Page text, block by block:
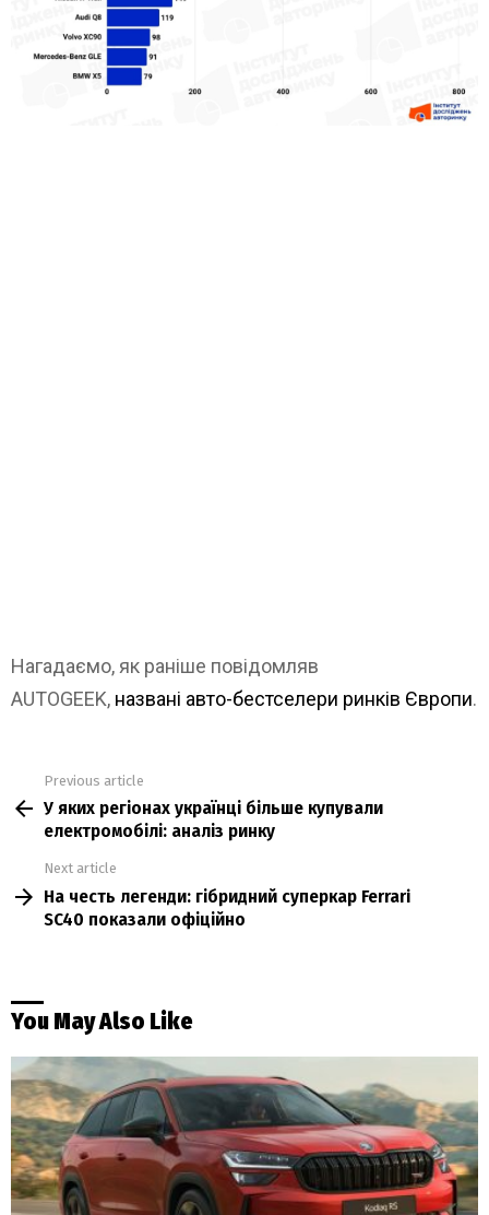
Нагадаємо, як раніше повідомляв
AUTOGEEK, названі авто-бестселери ринків Європи.
more
Previous article
У яких регіонах українці більше купували
електромобілі: аналіз ринку
Next article
На честь легенди: гібридний суперкар Ferrari
SC40 показали офіційно
You May Also Like